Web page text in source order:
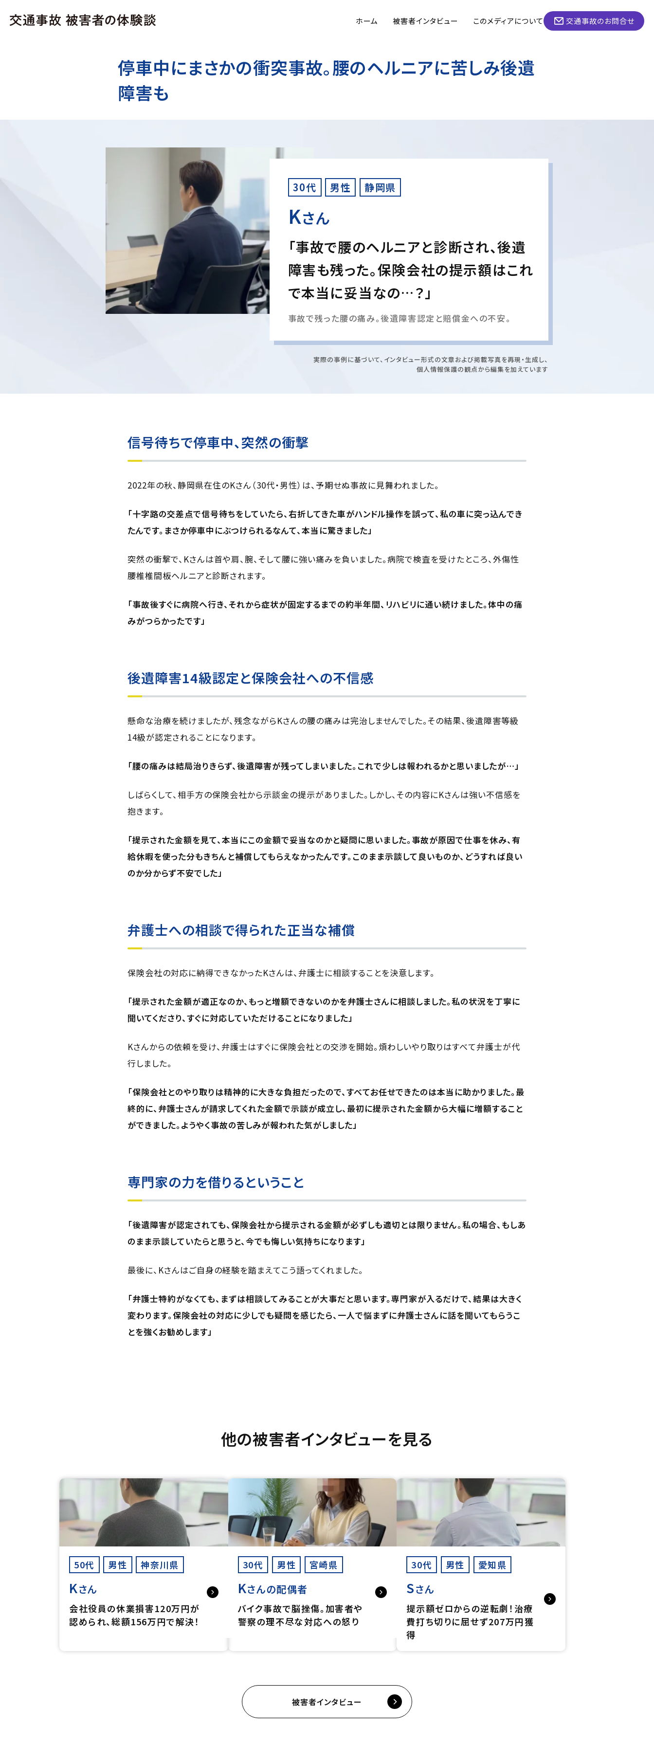
ホーム 被害者インタビュー このメディアについて 交通事故のお問合せ
停車中にまさかの衝突事故。腰のヘルニアに苦しみ後遺
障害も
30代 男性 静岡県
Kさん
「事故で腰のヘルニアと診断され、後遺
障害も残った。保険会社の提示額はこれ
で本当に妥当なの…？」
事故で残った腰の痛み。後遺障害認定と賠償金への不安。
実際の事例に基づいて、インタビュー形式の文章および掲載写真を再現・生成し、
個人情報保護の観点から編集を加えています
信号待ちで停車中、突然の衝撃
2022年の秋、静岡県在住のKさん（30代・男性）は、予期せぬ事故に見舞われました。
「十字路の交差点で信号待ちをしていたら、右折してきた車がハンドル操作を誤って、私の車に突っ込んでき
たんです。まさか停車中にぶつけられるなんて、本当に驚きました」
突然の衝撃で、Kさんは首や肩、腕、そして腰に強い痛みを負いました。病院で検査を受けたところ、外傷性
腰椎椎間板ヘルニアと診断されます。
「事故後すぐに病院へ行き、それから症状が固定するまでの約半年間、リハビリに通い続けました。体中の痛
みがつらかったです」
後遺障害14級認定と保険会社への不信感
懸命な治療を続けましたが、残念ながらKさんの腰の痛みは完治しませんでした。その結果、後遺障害等級
14級が認定されることになります。
「腰の痛みは結局治りきらず、後遺障害が残ってしまいました。これで少しは報われるかと思いましたが…」
しばらくして、相手方の保険会社から示談金の提示がありました。しかし、その内容にKさんは強い不信感を
抱きます。
「提示された金額を見て、本当にこの金額で妥当なのかと疑問に思いました。事故が原因で仕事を休み、有
給休暇を使った分もきちんと補償してもらえなかったんです。このまま示談して良いものか、どうすれば良い
のか分からず不安でした」
弁護士への相談で得られた正当な補償
保険会社の対応に納得できなかったKさんは、弁護士に相談することを決意します。
「提示された金額が適正なのか、もっと増額できないのかを弁護士さんに相談しました。私の状況を丁寧に
聞いてくださり、すぐに対応していただけることになりました」
Kさんからの依頼を受け、弁護士はすぐに保険会社との交渉を開始。煩わしいやり取りはすべて弁護士が代
行しました。
「保険会社とのやり取りは精神的に大きな負担だったので、すべてお任せできたのは本当に助かりました。最
終的に、弁護士さんが請求してくれた金額で示談が成立し、最初に提示された金額から大幅に増額すること
ができました。ようやく事故の苦しみが報われた気がしました」
専門家の力を借りるということ
「後遺障害が認定されても、保険会社から提示される金額が必ずしも適切とは限りません。私の場合、もしあ
のまま示談していたらと思うと、今でも悔しい気持ちになります」
最後に、Kさんはご自身の経験を踏まえてこう語ってくれました。
「弁護士特約がなくても、まずは相談してみることが大事だと思います。専門家が入るだけで、結果は大きく
変わります。保険会社の対応に少しでも疑問を感じたら、一人で悩まずに弁護士さんに話を聞いてもらうこ
とを強くお勧めします」
他の被害者インタビューを見る
50代 男性 神奈川県
Kさん
会社役員の休業損害120万円が
認められ、総額156万円で解決！
30代 男性 宮崎県
Kさんの配偶者
バイク事故で脳挫傷。加害者や
警察の理不尽な対応への怒り
30代 男性 愛知県
Sさん
提示額ゼロからの逆転劇！治療
費打ち切りに屈せず207万円獲
得
被害者インタビュー